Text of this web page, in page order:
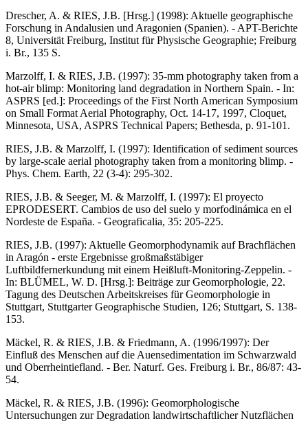
Drescher, A. & RIES, J.B. [Hrsg.] (1998): Aktuelle geographische
Forschung in Andalusien und Aragonien (Spanien). - APT-Berichte
8, Universität Freiburg, Institut für Physische Geographie; Freiburg
i. Br., 135 S.
Marzolff, I. & RIES, J.B. (1997): 35-mm photography taken from a
hot-air blimp: Monitoring land degradation in Northern Spain. - In:
ASPRS [ed.]: Proceedings of the First North American Symposium
on Small Format Aerial Photography, Oct. 14-17, 1997, Cloquet,
Minnesota, USA, ASPRS Technical Papers; Bethesda, p. 91-101.
RIES, J.B. & Marzolff, I. (1997): Identification of sediment sources
by large-scale aerial photography taken from a monitoring blimp. -
Phys. Chem. Earth, 22 (3-4): 295-302.
RIES, J.B. & Seeger, M. & Marzolff, I. (1997): El proyecto
EPRODESERT. Cambios de uso del suelo y morfodinámica en el
Nordeste de España. - Geograficalia, 35: 205-225.
RIES, J.B. (1997): Aktuelle Geomorphodynamik auf Brachflächen
in Aragón - erste Ergebnisse großmaßstäbiger
Luftbildfernerkundung mit einem Heißluft-Monitoring-Zeppelin. -
In: BLÜMEL, W. D. [Hrsg.]: Beiträge zur Geomorphologie, 22.
Tagung des Deutschen Arbeitskreises für Geomorphologie in
Stuttgart, Stuttgarter Geographische Studien, 126; Stuttgart, S. 138-
153.
Mäckel, R. & RIES, J.B. & Friedmann, A. (1996/1997): Der
Einfluß des Menschen auf die Auensedimentation im Schwarzwald
und Oberrheintiefland. - Ber. Naturf. Ges. Freiburg i. Br., 86/87: 43-
54.
Mäckel, R. & RIES, J.B. (1996): Geomorphologische
Untersuchungen zur Degradation landwirtschaftlicher Nutzflächen